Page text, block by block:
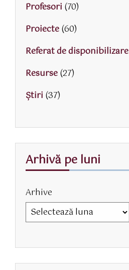
Profesori (70)
Proiecte(60)
Referat de disponibilizare
Resurse(27)
Știri (37)
Arhivă pe luni
Arhive